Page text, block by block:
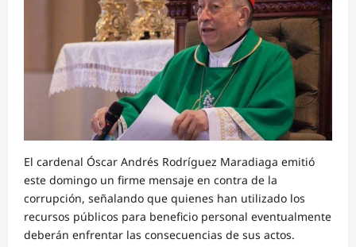
El cardenal Óscar Andrés Rodríguez Maradiaga emitió
este domingo un firme mensaje en contra de la
corrupción, señalando que quienes han utilizado los
recursos públicos para beneficio personal eventualmente
deberán enfrentar las consecuencias de sus actos.